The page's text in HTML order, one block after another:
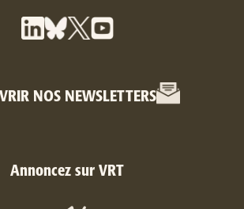
NOS NEWSLETTERS
Annoncez sur VRT